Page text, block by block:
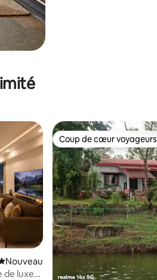
: 5 sur 5
hébergement
Nouveau
de luxe
Coup de cœur voyageurs
Coup de cœur voyageurs